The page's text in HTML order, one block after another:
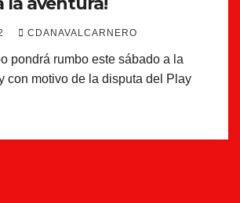
CDANAVALCARNERO
pondrá rumbo este sábado a la
con motivo de la disputa del Play